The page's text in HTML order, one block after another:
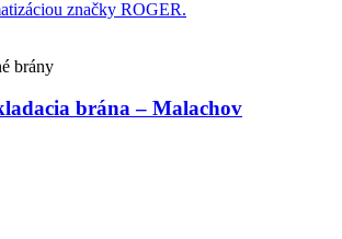
brány
brána – Malachov